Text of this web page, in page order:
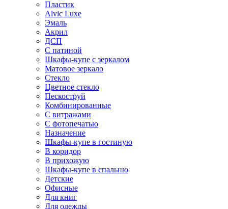
Пластик
Alvic Luxe
Эмаль
Акрил
ДСП
С патиной
Шкафы-купе с зеркалом
Матовое зеркало
Стекло
Цветное стекло
Пескоструй
Комбинированные
С витражами
С фотопечатью
Назначение
Шкафы-купе в гостиную
В коридор
В прихожую
Шкафы-купе в спальню
Детские
Офисные
Для книг
Для одежды